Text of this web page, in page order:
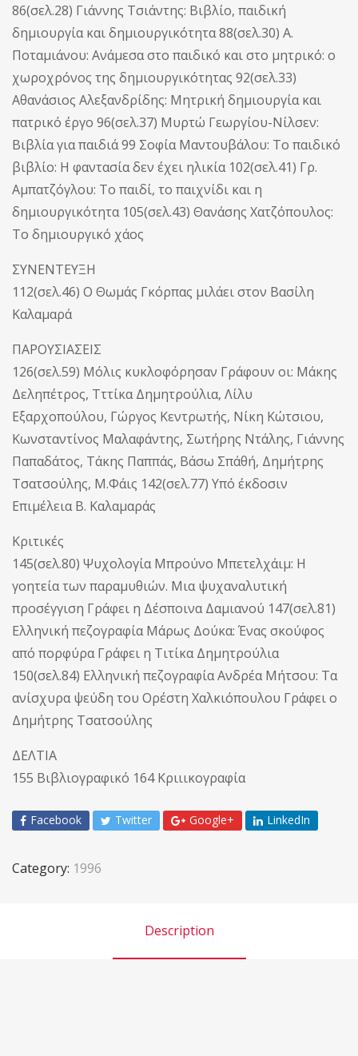
86(σελ.28) Γιάννης Τσιάντης: Βιβλίο, παιδική
δημιουργία και δημιουργικότητα 88(σελ.30) Α.
Ποταμιάνου: Ανάμεσα στο παιδικό και στο μητρικό: ο
χωροχρόνος της δημιουργικότητας 92(σελ.33)
Αθανάσιος Αλεξανδρίδης: Μητρική δημιουργία και
πατρικό έργο 96(σελ.37) Μυρτώ Γεωργίου-Νίλσεν:
Βιβλία για παιδιά 99 Σοφία Μαντουβάλου: Το παιδικό
βιβλίο: Η φαντασία δεν έχει ηλικία 102(σελ.41) Γρ.
Αμπατζόγλου: Το παιδί, το παιχνίδι και η
δημιουργικότητα 105(σελ.43) Θανάσης Χατζόπουλος:
Το δημιουργικό χάος
ΣΥΝΕΝΤΕΥΞΗ
112(σελ.46) Ο Θωμάς Γκόρπας μιλάει στον Βασίλη
Καλαμαρά
ΠΑΡΟΥΣΙΑΣΕΙΣ
126(σελ.59) Μόλις κυκλοφόρησαν Γράφουν οι: Μάκης
Δεληπέτρος, Τττίκα Δημητρούλια, Λίλυ
Εξαρχοπούλου, Γώργος Κεντρωτής, Νίκη Κώτσιου,
Κωνσταντίνος Μαλαφάντης, Σωτήρης Ντάλης, Γιάννης
Παπαδάτος, Τάκης Παππάς, Βάσω Σπάθή, Δημήτρης
Τσατσούλης, Μ.Φάις 142(σελ.77) Υπό έκδοσιν
Επιμέλεια Β. Καλαμαράς
Κριτικές
145(σελ.80) Ψυχολογία Μπρούνο Μπετελχάιμ: Η
γοητεία των παραμυθιών. Μια ψυχαναλυτική
προσέγγιση Γράφει η Δέσποινα Δαμιανού 147(σελ.81)
Ελληνική πεζογραφία Μάρως Δούκα: Ένας σκούφος
από πορφύρα Γράφει η Τιτίκα Δημητρούλια
150(σελ.84) Ελληνική πεζογραφία Ανδρέα Μήτσου: Τα
ανίσχυρα ψεύδη του Ορέστη Χαλκιόπουλου Γράφει ο
Δημήτρης Τσατσούλης
ΔΕΛΤΙΑ
155 Βιβλιογραφικό 164 Κριιικογραφία
Facebook Twitter Google+ LinkedIn
Category: 1996
Description